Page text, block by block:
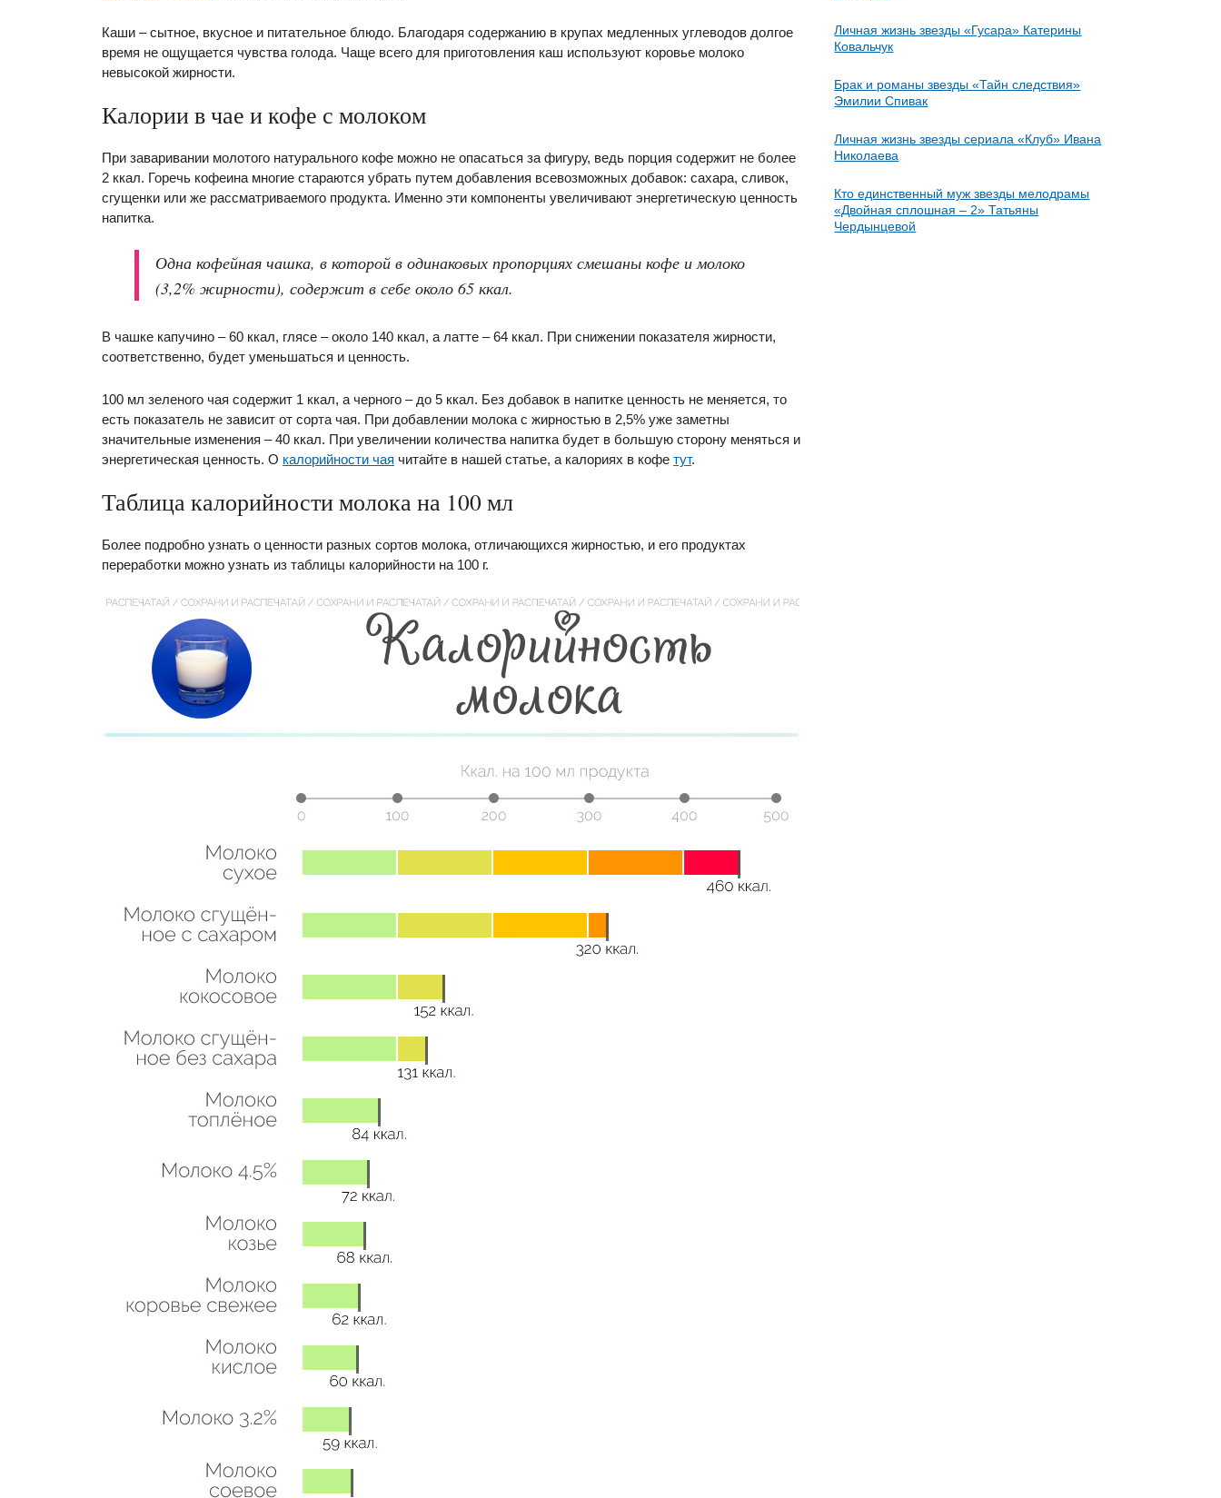
Каши – сытное, вкусное и питательное блюдо. Благодаря содержанию в крупах медленных углеводов долгое
время не ощущается чувства голода. Чаще всего для приготовления каш используют коровье молоко
невысокой жирности.
Калории в чае и кофе с молоком
При заваривании молотого натурального кофе можно не опасаться за фигуру, ведь порция содержит не более
2 ккал. Горечь кофеина многие стараются убрать путем добавления всевозможных добавок: сахара, сливок,
сгущенки или же рассматриваемого продукта. Именно эти компоненты увеличивают энергетическую ценность
напитка.
Одна кофейная чашка, в которой в одинаковых пропорциях смешаны кофе и молоко
(3,2% жирности), содержит в себе около 65 ккал.
В чашке капучино – 60 ккал, глясе – около 140 ккал, а латте – 64 ккал. При снижении показателя жирности,
соответственно, будет уменьшаться и ценность.
100 мл зеленого чая содержит 1 ккал, а черного – до 5 ккал. Без добавок в напитке ценность не меняется, то
есть показатель не зависит от сорта чая. При добавлении молока с жирностью в 2,5% уже заметны
значительные изменения – 40 ккал. При увеличении количества напитка будет в большую сторону меняться и
энергетическая ценность. О калорийности чая читайте в нашей статье, а калориях в кофе тут.
Таблица калорийности молока на 100 мл
Более подробно узнать о ценности разных сортов молока, отличающихся жирностью, и его продуктах
переработки можно узнать из таблицы калорийности на 100 г.
Личная жизнь звезды «Гусара» Катерины
Ковальчук
Брак и романы звезды «Тайн следствия»
Эмилии Спивак
Личная жизнь звезды сериала «Клуб» Ивана
Николаева
Кто единственный муж звезды мелодрамы
«Двойная сплошная – 2» Татьяны
Чердынцевой